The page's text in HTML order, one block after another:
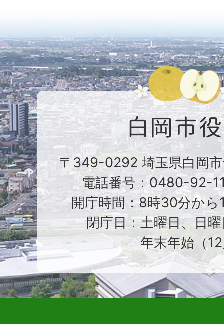
〒349-0292 埼玉県白岡
電話番号：0480-92-
開庁時間：8時30分から
閉庁日：土曜日、日
年末年始（